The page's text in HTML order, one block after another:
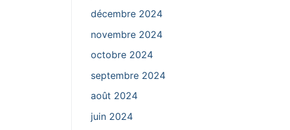
décembre 2024
novembre 2024
octobre 2024
septembre 2024
août 2024
juin 2024